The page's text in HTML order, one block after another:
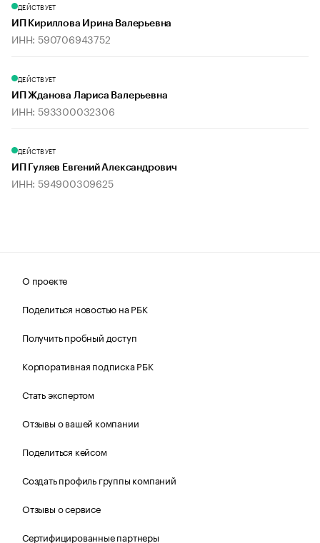
ДЕЙСТВУЕТ
ИП Кириллова Ирина Валерьевна
ИНН: 590706943752
ДЕЙСТВУЕТ
ИП Жданова Лариса Валерьевна
ИНН: 593300032306
ДЕЙСТВУЕТ
ИП Гуляев Евгений Александрович
ИНН: 594900309625
О проекте
Поделиться новостью на РБК
Получить пробный доступ
Корпоративная подписка РБК
Стать экспертом
Отзывы о вашей компании
Поделиться кейсом
Создать профиль группы компаний
Отзывы о сервисе
Сертифицированные партнеры